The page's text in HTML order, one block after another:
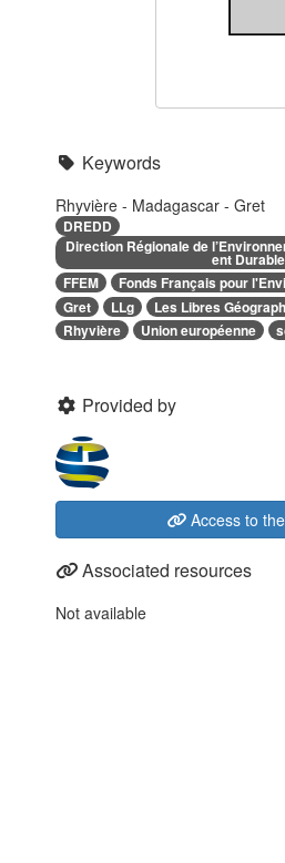
Keywords
Rhyvière - Madagascar - Gret
DREDD
Direction Régionale de
ent Durable
FFEM
Fonds Français pour
Gret
LLg Les Libres
Rhyvière
Union européenne
Provided by
Access to
Associated resources
Not available